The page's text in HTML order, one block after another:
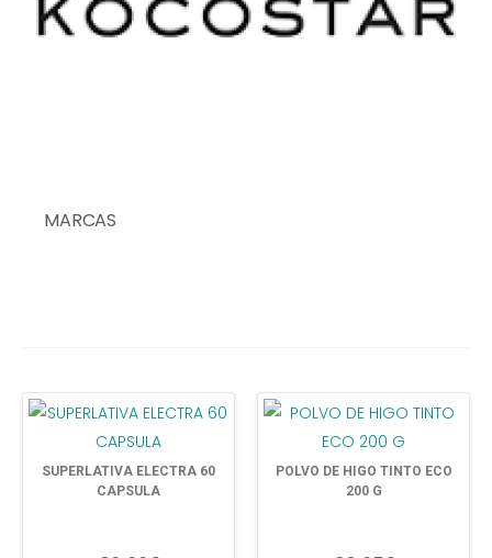
MARCAS
SUPERLATIVA ELECTRA 60
CAPSULA
POLVO DE HIGO TINTO ECO
200 G